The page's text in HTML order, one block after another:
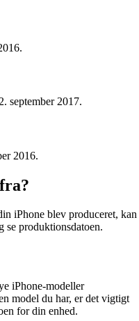
september 2017.
2016.
iPhone blev produceret, kan
produktionsdatoen.
iPhone-modeller
model du har, er det vigtigt
for din enhed.